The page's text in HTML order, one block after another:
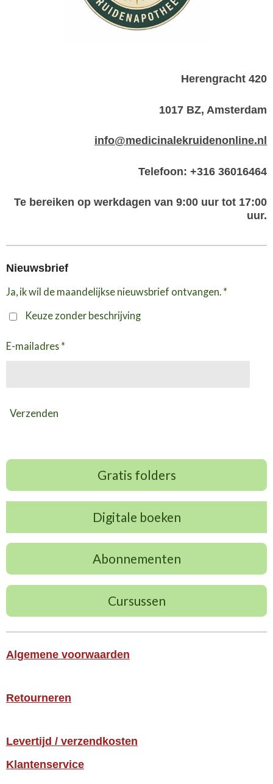
Herengracht 420
1017 BZ, Amsterdam
info@medicinalekruidenonline.nl
Telefoon: +316 36016464
Te bereiken op werkdagen van 9:00 uur tot 17:00
uur.
Nieuwsbrief
Ja, ik wil de maandelijkse nieuwsbrief ontvangen. *
Keuze zonder beschrijving
E-mailadres *
Verzenden
Gratis folders
Digitale boeken
Abonnementen
Cursussen
Algemene voorwaarden
Retourneren
Levertijd / verzendkosten
Klantenservice